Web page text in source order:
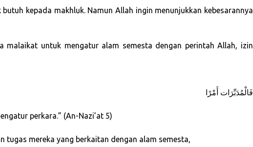
kepada makhluk. Namun Allah ingin menunjukkan kebesarannya
malaikat untuk mengatur alam semesta dengan perintah Allah, izin
فَالْمُدَبِّرَات أَمْرًا
perkara.” (An-Nazi’at 5)
tugas mereka yang berkaitan dengan alam semesta,